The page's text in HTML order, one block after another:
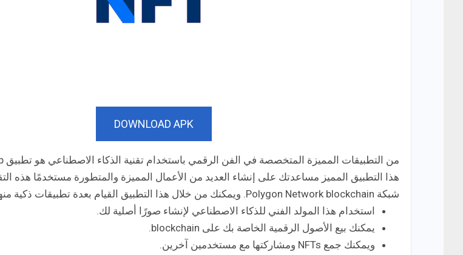
DOWNLOAD APK
هذا التطبيق المميز مساعدتك على إنشاء العديد من الأعمال المميزة والمتطورة مستخدمًا هذه
شبكة Polygon Network blockchain. ويمكنك من خلال هذا التطبيق القيام بعدة تطبيقات ذكية منها:
استخدام هذا المولد الفني للذكاء الاصطناعي لإنشاء صورًا أصلية لك.
يمكنك بيع الأصول الرقمية الخاصة بك على blockchain.
ويمكنك جمع NFTs ومشاركتها مع مستخدمين آخرين.